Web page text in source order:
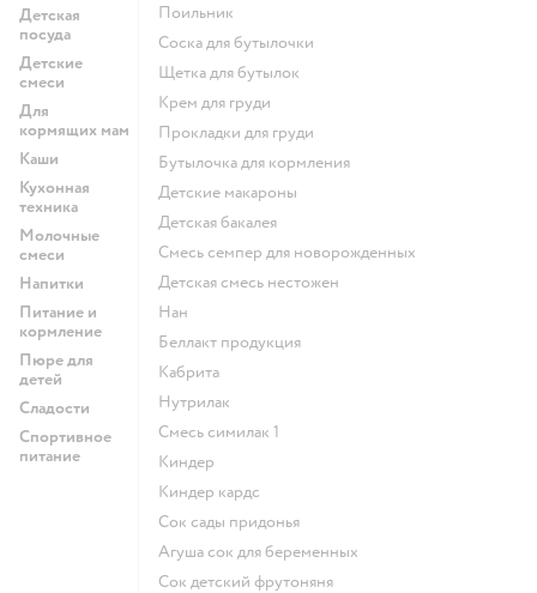
Детская
посуда
Детские
смеси
Для
кормящих мам
Каши
Кухонная
техника
Молочные
смеси
Напитки
Питание и
кормление
Пюре для
детей
Сладости
Спортивное
питание
поильник
соска для бутылочки
щетка для бутылок
крем для груди
прокладки для груди
бутылочка для кормления
детские макароны
детская бакалея
смесь семпер для новорожденных
детская смесь нестожен
нан
беллакт продукция
кабрита
нутрилак
смесь симилак 1
киндер
киндер кардс
сок сады придонья
агуша сок для беременных
сок детский фрутоняня